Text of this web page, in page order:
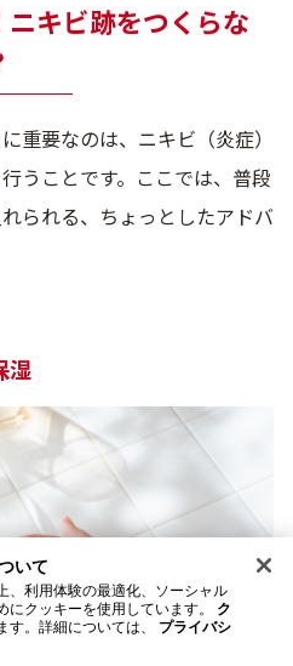
キビ跡をつくらな
重要なのは、ニキビ（炎症）
うことです。ここでは、普段
られる、ちょっとしたアドバ
湿
いて
、利用体験の最適化、ソーシャル
クッキーを使用しています。
ク
す。詳細については、
プライバシ